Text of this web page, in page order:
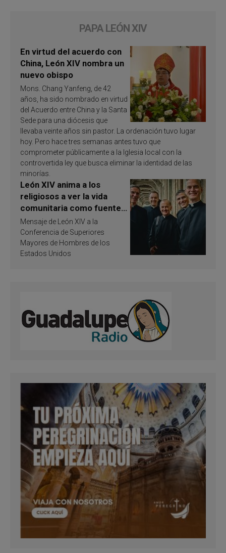
PAPA LEÓN XIV
En virtud del acuerdo con
China, León XIV nombra un
nuevo obispo
Mons. Chang Yanfeng, de 42
años, ha sido nombrado en virtud
del Acuerdo entre China y la Santa
Sede para una diócesis que
llevaba veinte años sin pastor. La ordenación tuvo lugar
hoy. Pero hace tres semanas antes tuvo que
comprometer públicamente a la Iglesia local con la
controvertida ley que busca eliminar la identidad de las
minorías.
León XIV anima a los
religiosos a ver la vida
comunitaria como fuente
de inspiración y
santificación
Mensaje de León XIV a la
Conferencia de Superiores
Mayores de Hombres de los
Estados Unidos